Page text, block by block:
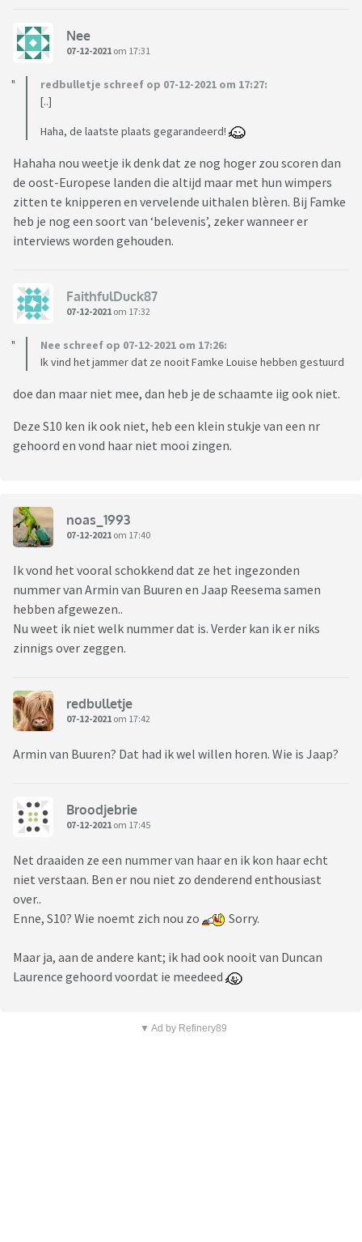
Nee
07-12-2021 om 17:31
redbulletje schreef op 07-12-2021 om 17:27:
[..]
Haha, de laatste plaats gegarandeerd!
Hahaha nou weetje ik denk dat ze nog hoger zou scoren dan
de oost-Europese landen die altijd maar met hun wimpers
zitten te knipperen en vervelende uithalen blèren. Bij Famke
heb je nog een soort van ‘belevenis’, zeker wanneer er
interviews worden gehouden.
FaithfulDuck87
07-12-2021 om 17:32
Nee schreef op 07-12-2021 om 17:26:
Ik vind het jammer dat ze nooit Famke Louise hebben gestuurd
doe dan maar niet mee, dan heb je de schaamte iig ook niet.
Deze S10 ken ik ook niet, heb een klein stukje van een nr
gehoord en vond haar niet mooi zingen.
noas_1993
07-12-2021 om 17:40
Ik vond het vooral schokkend dat ze het ingezonden
nummer van Armin van Buuren en Jaap Reesema samen
hebben afgewezen..
Nu weet ik niet welk nummer dat is. Verder kan ik er niks
zinnigs over zeggen.
redbulletje
07-12-2021 om 17:42
Armin van Buuren? Dat had ik wel willen horen. Wie is Jaap?
Broodjebrie
07-12-2021 om 17:45
Net draaiden ze een nummer van haar en ik kon haar echt
niet verstaan. Ben er nou niet zo denderend enthousiast
over..
Enne, S10? Wie noemt zich nou zo
Sorry.
Maar ja, aan de andere kant; ik had ook nooit van Duncan
Laurence gehoord voordat ie meedeed
▼ Ad by Refinery89